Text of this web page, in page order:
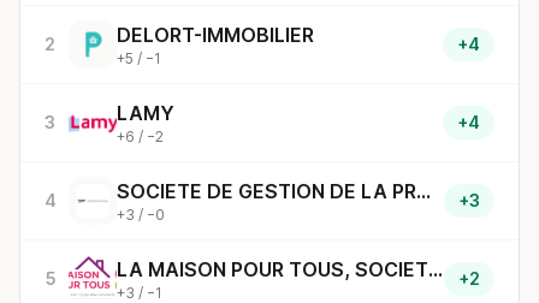
2 DELORT-IMMOBILIER
+5 / −1
+4
3 LAMY
+6 / −2
+4
4 SOCIETE DE GESTION DE LA PROPRIETE IMMOBILIERE PRI
+3 / −0
+3
5 LA MAISON POUR TOUS, SOCIETE ANONYME COOPERATIVE D
+3 / −1
+2